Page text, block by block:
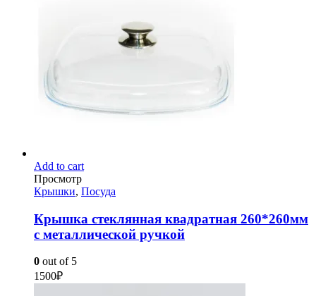
Add to cart
Просмотр
Крышки, Посуда
Крышка стеклянная квадратная 260*260мм
с металлической ручкой
0 out of 5
1500₽